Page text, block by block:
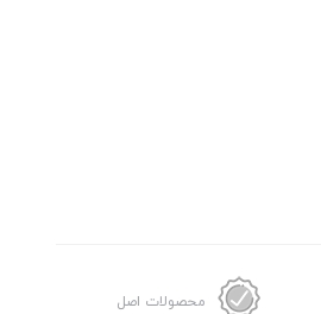
محصولات اصل